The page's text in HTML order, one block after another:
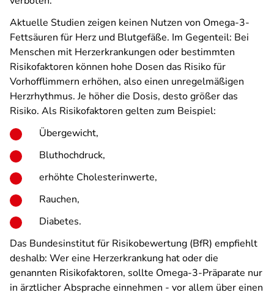
Aktuelle Studien zeigen keinen Nutzen von Omega-3-
Fettsäuren für Herz und Blutgefäße. Im Gegenteil: Bei
Menschen mit Herzerkrankungen oder bestimmten
Risikofaktoren können hohe Dosen das Risiko für
Vorhofflimmern erhöhen, also einen unregelmäßigen
Herzrhythmus. Je höher die Dosis, desto größer das
Risiko. Als Risikofaktoren gelten zum Beispiel:
Übergewicht,
Bluthochdruck,
erhöhte Cholesterinwerte,
Rauchen,
Diabetes.
Das Bundesinstitut für Risikobewertung (BfR) empfiehlt
deshalb: Wer eine Herzerkrankung hat oder die
genannten Risikofaktoren, sollte Omega-3-Präparate nur
in ärztlicher Absprache einnehmen - vor allem über einen